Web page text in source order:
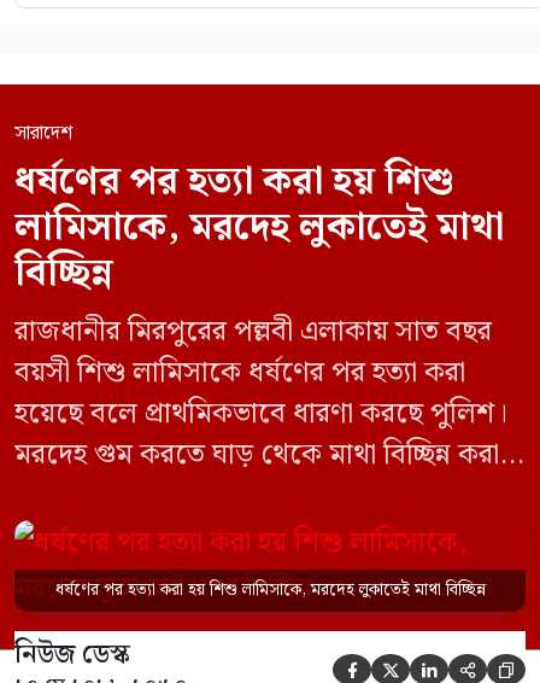
সারাদেশ
ধর্ষণের পর হত্যা করা হয় শিশু
লামিসাকে, মরদেহ লুকাতেই মাথা
বিচ্ছিন্ন
রাজধানীর মিরপুরের পল্লবী এলাকায় সাত বছর
বয়সী শিশু লামিসাকে ধর্ষণের পর হত্যা করা
হয়েছে বলে প্রাথমিকভাবে ধারণা করছে পুলিশ।
মরদেহ গুম করতে ঘাড় থেকে মাথা বিচ্ছিন্ন করা
চালানো হয় এই নৃশংস হত্যাকাণ্ডে পাশের ফ্ল্যাটের
ভাড়াটিয়া সোহেল রানা (৩০) ও তার স্ত্রী স্বপ্না
আক্তারকে (২৬) মাত্র ৭ ঘণ্টার […]
ধর্ষণের পর হত্যা করা হয় শিশু লামিসাকে, মরদেহ লুকাতেই মাথা বিচ্ছিন্ন
নিউজ ডেস্ক     